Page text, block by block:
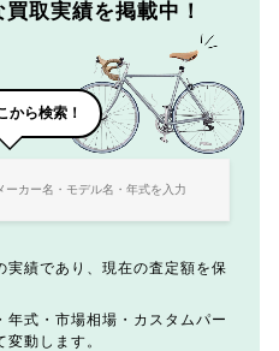
取実績を掲載中！
から検索！
実績であり、現在の査定額を保
年式・市場相場・カスタムパー
動します。